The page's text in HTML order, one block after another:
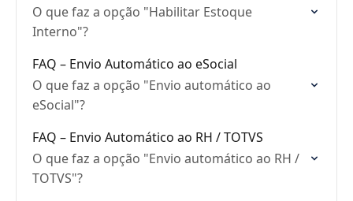
O que faz a opção "Habilitar Estoque
Interno"?
FAQ – Envio Automático ao eSocial
O que faz a opção "Envio automático ao
eSocial"?
FAQ – Envio Automático ao RH / TOTVS
O que faz a opção "Envio automático ao RH /
TOTVS"?